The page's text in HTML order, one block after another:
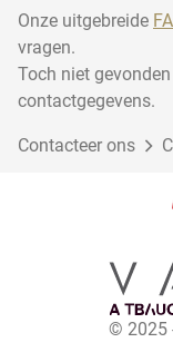
Onze uitgebreide
vragen.
Toch niet
contactgegevens.
Contacteer ons
© 2025